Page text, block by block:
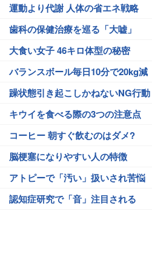
運動より代謝 人体の省エネ戦略
歯科の保健治療を巡る「大嘘」
大食い女子 46キロ体型の秘密
バランスボール毎日10分で20kg減
躁状態引き起こしかねないNG行動
キウイを食べる際の3つの注意点
コーヒー 朝すぐ飲むのはダメ?
脳梗塞になりやすい人の特徴
アトピーで「汚い」扱いされ苦悩
認知症研究で「音」注目される